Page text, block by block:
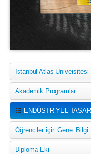
İstanbul Atlas Üniversitesi
Akademik Programlar
ENDÜSTRİYEL
Öğrenciler için Genel Bilgi
Diploma Eki